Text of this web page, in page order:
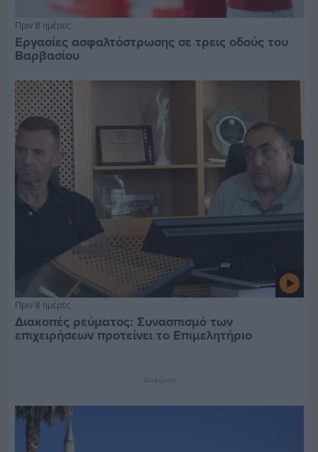
Πριν 8 ημέρες
Εργασίες ασφαλτόστρωσης σε τρεις οδούς του
Βαρβασίου
Πριν 8 ημέρες
Διακοπές ρεύματος: Συνασπισμό των
επιχειρήσεων προτείνει το Επιμελητήριο
Διαφήμιση